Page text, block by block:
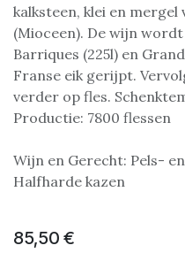
kalksteen, klei en
(Mioceen). De wijn
Barriques (225l) en
Franse eik gerijpt.
verder op fles.
Productie: 7800 flessen
Wijn en Gerecht: Pels-
Halfharde kazen
85,50 €